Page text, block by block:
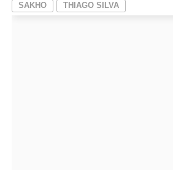
SAKHO
THIAGO SILVA